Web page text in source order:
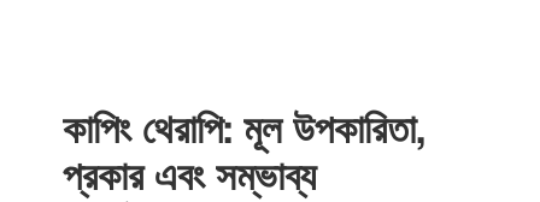
কাপিং থেরাপি: মূল উপকারিতা,
প্রকার এবং সম্ভাব্য